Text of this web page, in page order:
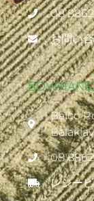
08
お問い
Balco
08
レシー